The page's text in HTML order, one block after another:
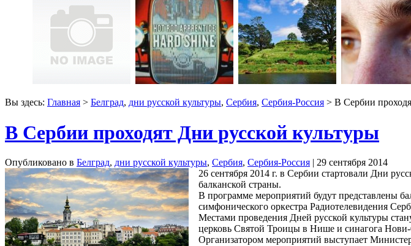
Вы здесь: Главная > Белград, дни русской культуры, Сербия, Сербия-Россия > В Сербии
В Сербии проходят Дни русской культуры
Опубликовано в Белград, дни русской культуры, Сербия, Сербия-Россия | 29 сентября 2014
26 сентября 2014 г. в Сербии стартовали Дни
балканской страны.
В программе мероприятий будут представлены
симфонического оркестра Радиотелевидения
Местами проведения Дней русской культуры
церковь Святой Троицы в Нише и синагога
Организатором мероприятий выступает